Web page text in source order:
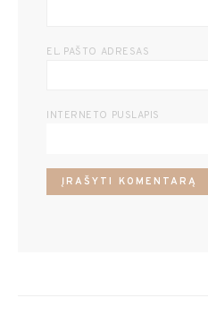
EL. PAŠTO ADRESAS
INTERNETO PUSLAPIS